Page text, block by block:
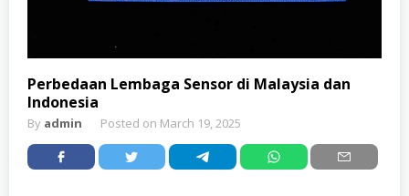
Perbedaan Lembaga Sensor di Malaysia dan
Indonesia
By admin Posted on March 19, 2025